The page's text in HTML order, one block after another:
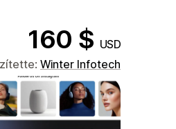
160 $ USD
Winter Infotech